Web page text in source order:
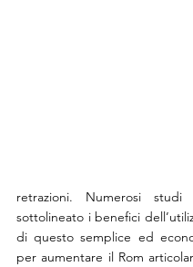
retrazioni. Numerosi studi
sottolineato i benefici
di questo semplice ed
per aumentare il Rom